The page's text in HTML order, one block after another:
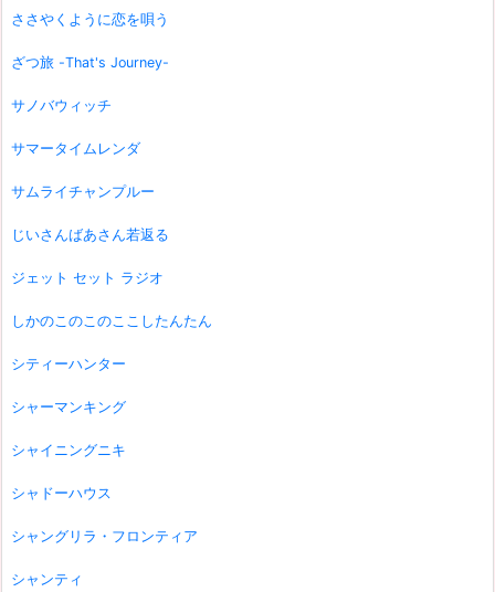
ささやくように恋を唄う
ざつ旅 -That's Journey-
サノバウィッチ
サマータイムレンダ
サムライチャンプルー
じいさんばあさん若返る
ジェット セット ラジオ
しかのこのこのここしたんたん
シティーハンター
シャーマンキング
シャイニングニキ
シャドーハウス
シャングリラ・フロンティア
シャンティ